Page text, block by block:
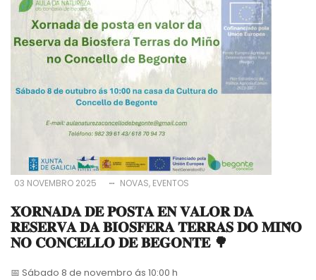
03 NOVEMBRO 2025 NOVAS EVENTOS
𝐗𝐎𝐑𝐍𝐀𝐃𝐀 𝐃𝐄 𝐏𝐎𝐒𝐓𝐀 𝐄𝐍 𝐕𝐀𝐋𝐎𝐑 𝐃𝐀
𝐑𝐄𝐒𝐄𝐑𝐕𝐀 𝐃𝐀 𝐁𝐈𝐎𝐒𝐅𝐄𝐑𝐀 𝐓𝐄𝐑𝐑𝐀𝐒 𝐃𝐎 𝐌𝐈𝐍̃𝐎
𝐍𝐎 𝐂𝐎𝐍𝐂𝐄𝐋𝐋𝐎 𝐃𝐄 𝐁𝐄𝐆𝐎𝐍𝐓𝐄 🌳
📅 Sábado 8 de novembro ás 10:00 h